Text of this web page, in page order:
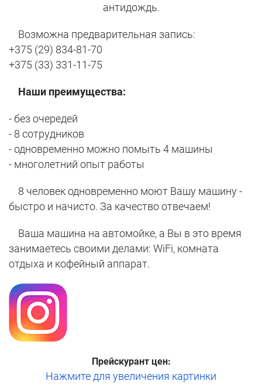
антидождь.
Возможна предварительная запись:
+375 (29) 834-81-70
+375 (33) 331-11-75
Наши преимущества:
- без очередей
- 8 сотрудников
- одновременно можно помыть 4 машины
- многолетний опыт работы
8 человек одновременно моют Вашу машину -
быстро и начисто. За качество отвечаем!
Ваша машина на автомойке, а Вы в это время
занимаетесь своими делами: WiFi, комната
отдыха и кофейный аппарат.
Прейскурант цен:
Нажмите для увеличения картинки